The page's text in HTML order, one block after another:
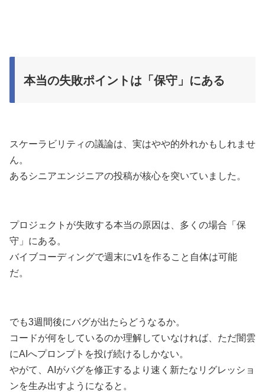
本当の失敗ポイントは「保守」にある
スケーラビリティの議論は、実はやや的外れかもしれませ
ん。
あるシニアエンジニアの投稿が核心を突いていました。
プロジェクトが失敗する本当の原因は、多くの場合「保
守」にある。
バイブコーディングで週末にv1を作ること自体は可能
だ。
でも3週間後にバグが出たらどうなるか。
コードが何をしているのか理解していなければ、ただ闇雲
にAIへプロンプトを投げ続けるしかない。
やがて、AIがバグを修正するより速く新たなリグレッショ
ンを生み出すようになると。